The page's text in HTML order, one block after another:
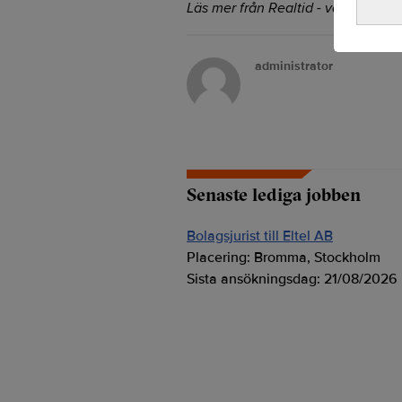
Läs mer från Realtid - vårt
administrator
Senaste lediga jobben
Bolagsjurist till Eltel AB
Placering: Bromma, Stockholm
Sista ansökningsdag: 21/08/2026